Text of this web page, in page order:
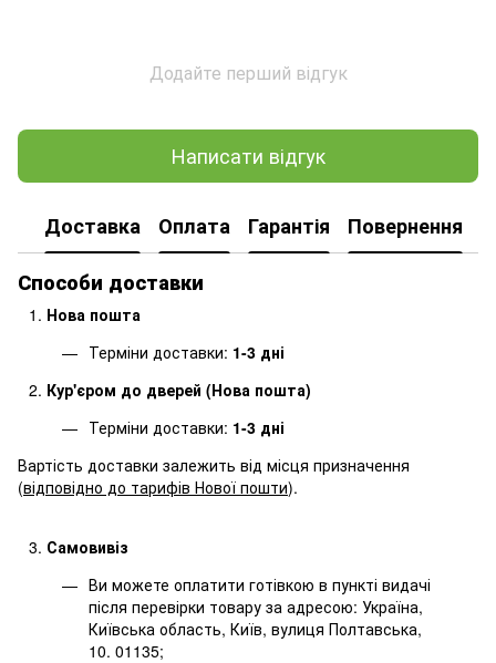
Додайте перший відгук
Написати відгук
Доставка Оплата Гарантія
Повернення
Способи доставки
Нова пошта
Терміни доставки: 1-3 дні
Кур'єром до дверей (Нова пошта)
Терміни доставки: 1-3 дні
Вартість доставки залежить від місця призначення
(відповідно до тарифів Нової пошти).
Самовивіз
Ви можете оплатити готівкою в пункті видачі
після перевірки товару за адресою: Україна,
Київська область, Київ, вулиця Полтавська,
10. 01135;